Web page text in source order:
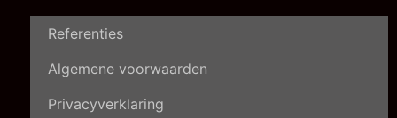
Referenties
Algemene voorwaarden
Privacyverklaring